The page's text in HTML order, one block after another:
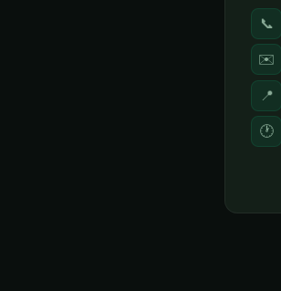
📞
✉️
📍
🕐